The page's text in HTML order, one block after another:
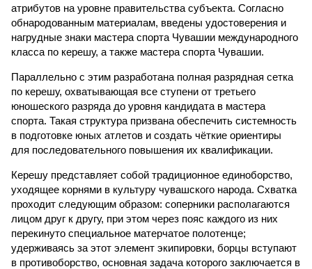
атрибутов на уровне правительства субъекта. Согласно
обнародованным материалам, введены удостоверения и
нагрудные знаки мастера спорта Чувашии международного
класса по керешу, а также мастера спорта Чувашии.
Параллельно с этим разработана полная разрядная сетка
по керешу, охватывающая все ступени от третьего
юношеского разряда до уровня кандидата в мастера
спорта. Такая структура призвана обеспечить системность
в подготовке юных атлетов и создать чёткие ориентиры
для последовательного повышения их квалификации.
Керешу представляет собой традиционное единоборство,
уходящее корнями в культуру чувашского народа. Схватка
проходит следующим образом: соперники располагаются
лицом друг к другу, при этом через пояс каждого из них
перекинуто специальное матерчатое полотенце;
удерживаясь за этот элемент экипировки, борцы вступают
в противоборство, основная задача которого заключается в